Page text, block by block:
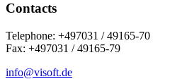
Contacts
Telephone: +497031 / 49165-70
Fax: +497031 / 49165-79
info@visoft.de